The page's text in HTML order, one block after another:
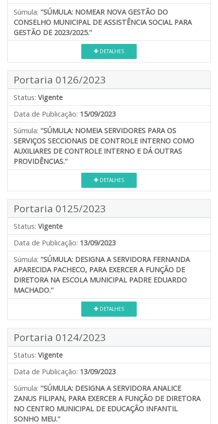
Súmula: ''SÚMULA: NOMEAR NOVA GESTÃO DO
CONSELHO MUNICIPAL DE ASSISTÊNCIA SOCIAL PARA
GESTÃO DE 2023/2025.''
DETALHES
Portaria 0126/2023
Status: Vigente
Data de Publicação: 15/09/2023
Súmula: ''SÚMULA: NOMEIA SERVIDORES PARA OS
SERVIÇOS SECCIONAIS DE CONTROLE INTERNO COMO
AUXILIARES DE CONTROLE INTERNO E DÁ OUTRAS
PROVIDÊNCIAS.''
DETALHES
Portaria 0125/2023
Status: Vigente
Data de Publicação: 13/09/2023
Súmula: ''SÚMULA: DESIGNA A SERVIDORA FERNANDA
APARECIDA PACHECO, PARA EXERCER A FUNÇÃO DE
DIRETORA NA ESCOLA MUNICIPAL PADRE EDUARDO
MACHADO.''
DETALHES
Portaria 0124/2023
Status: Vigente
Data de Publicação: 13/09/2023
Súmula: ''SÚMULA: DESIGNA A SERVIDORA ANALICE
ZANUS FILIPAN, PARA EXERCER A FUNÇÃO DE DIRETORA
NO CENTRO MUNICIPAL DE EDUCAÇÃO INFANTIL
SONHO MEU.''